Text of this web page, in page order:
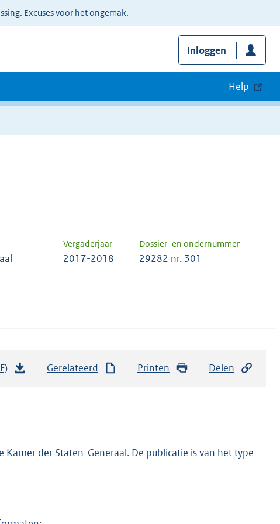
Excuses voor het ongemak.
Inloggen
Help
Vergaderjaar Dossier- en ondernummer
2017-2018 29282 nr. 301
n
Gerelateerd Printen Delen
der Staten-Generaal. De publicatie is van het type